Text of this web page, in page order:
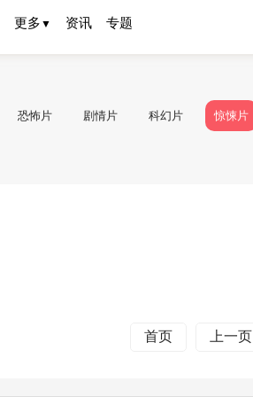
更多 ▼ 资讯 专题
恐怖片 剧情片 科幻片 惊悚片
首页 上一页